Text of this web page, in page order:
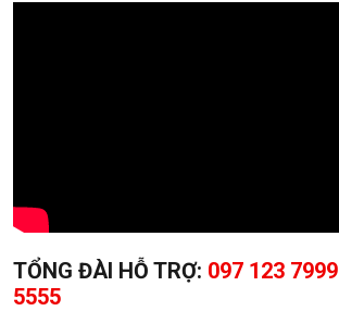
TỔNG ĐÀI HỖ TRỢ: 097 123 7999
5555